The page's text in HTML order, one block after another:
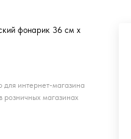
фонарик 36 см х
для интернет-магазина
розничных магазинах